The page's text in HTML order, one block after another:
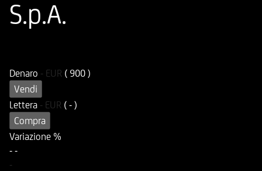
S.p.A.
Denaro - EUR ( 900 )
Vendi
Lettera - EUR ( - )
Compra
Variazione %
- -
-